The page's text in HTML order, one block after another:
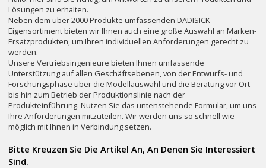
Lösungen zu erhalten.
Neben dem über 2000 Produkte umfassenden DADISICK-
Eigensortiment bieten wir Ihnen auch eine große Auswahl an Marken-
Ersatzprodukten, um Ihren individuellen Anforderungen gerecht zu
werden.
Unsere Vertriebsingenieure bieten Ihnen umfassende
Unterstützung auf allen Geschäftsebenen, von der Entwurfs- und
Forschungsphase über die Modellauswahl und die Beratung vor Ort
bis hin zum Betrieb der Produktionslinie nach der
Produkteinführung. Nutzen Sie das untenstehende Formular, um uns
Ihre Anforderungen mitzuteilen. Wir werden uns so schnell wie
möglich mit Ihnen in Verbindung setzen.
Bitte Kreuzen Sie Die Artikel An, An Denen Sie Interessiert
Sind.